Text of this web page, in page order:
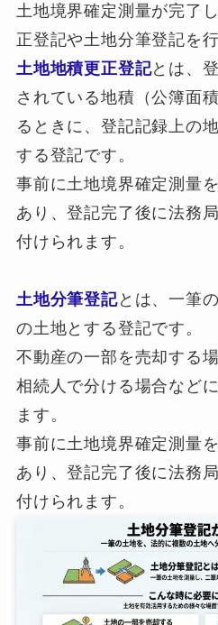
土地境界確定測量が完了
正登記や土地分筆登記を
土地地積更正登記とは、
されている地積（公簿面
るときに、登記記録上の
する登記です。
事前に土地境界確定測量
あり、登記完了後に法務
付けられます。
土地分筆登記とは、一筆
の土地とする登記です。
不動産の一部を売却する
相続人で分ける場合など
ます。
事前に土地境界確定測量
あり、登記完了後に法務
付けられます。